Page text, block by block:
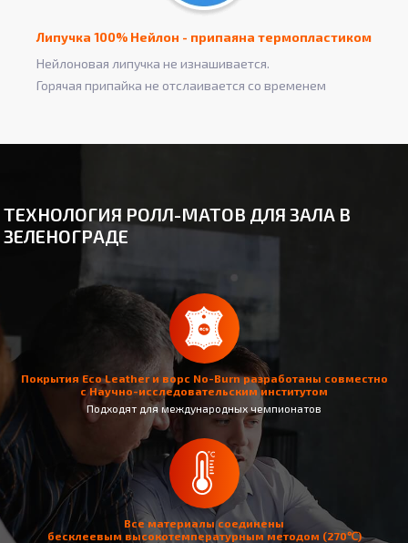
Липучка 100% Нейлон - припаяна термопластиком
Нейлоновая липучка не изнашивается.
Горячая припайка не отслаивается со временем
ТЕХНОЛОГИЯ РОЛЛ-МАТОВ ДЛЯ ЗАЛА В
ЗЕЛЕНОГРАДЕ
Покрытия Eco Leather и ворс No-Burn разработаны совместно
с Научно-исследовательским институтом
Подходят для международных чемпионатов
Все материалы соединены
бесклеевым высокотемпературным методом (270℃)